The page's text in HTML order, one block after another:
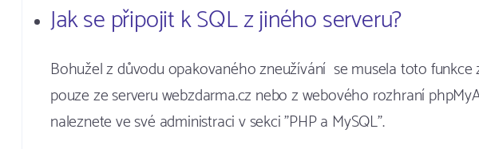
Jak se připojit k SQL z jiného serveru?
Bohužel z důvodu opakovaného zneužívání se musela toto funkce
pouze ze serveru webzdarma.cz nebo z webového rozhraní
naleznete ve své administraci v sekci "PHP a MySQL".